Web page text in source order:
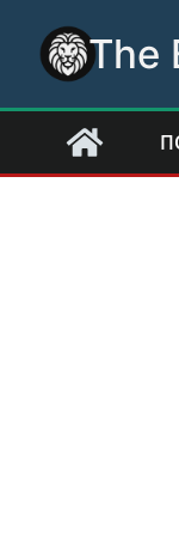
content
The